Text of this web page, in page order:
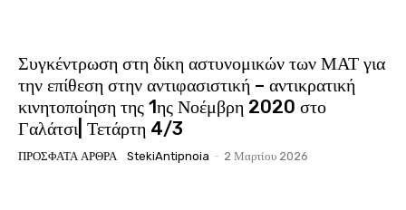
Συγκέντρωση στη δίκη αστυνομικών των ΜΑΤ για
την επίθεση στην αντιφασιστική – αντικρατική
κινητοποίηση της 1ης Νοέμβρη 2020 στο
Γαλάτσι| Τετάρτη 4/3
ΠΡΌΣΦΑΤΑ ΆΡΘΡΑ StekiAntipnoia - 2 Μαρτίου 2026